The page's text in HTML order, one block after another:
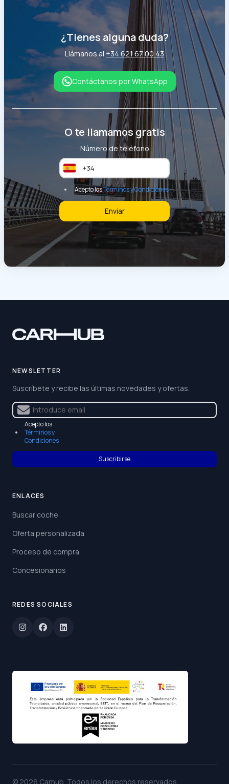
¿Tienes alguna duda?
Llámanos al +34 621 67 00 43
Contáctanos por WhatsApp
O te llamamos gratis
Número de teléfono
Acepto losTérminos y Condiciones
Enviar
NEWSLETTER
Suscríbete y recibe las últimas novedades y ofertas.
Acepto los
Términos y
Condiciones
Suscribirse
ENLACES
Buscar coche
Oferta personalizada
Proceso de compra
Concesionarios
REDES SOCIALES
© 2026 Carhub . Todos los derechos reservados.